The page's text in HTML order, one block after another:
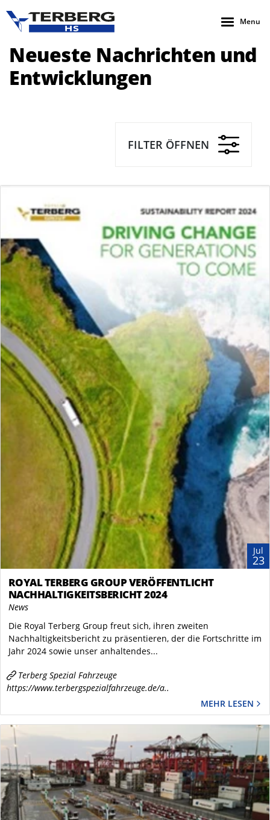
Menu
Neueste Nachrichten und
Entwicklungen
FILTER ÖFFNEN
Jul
23
ROYAL TERBERG GROUP VERÖFFENTLICHT
NACHHALTIGKEITSBERICHT 2024
News
Die Royal Terberg Group freut sich, ihren zweiten
Nachhaltigkeitsbericht zu präsentieren, der die Fortschritte im
Jahr 2024 sowie unser anhaltendes...
Terberg Spezial Fahrzeuge
https://www.terbergspezialfahrzeuge.de/a..
MEHR LESEN